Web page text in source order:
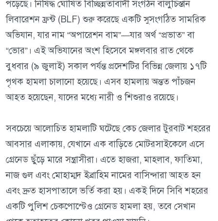
পড়েছে। নিষিদ্ধ ঘোষিত বিচ্ছিন্নতাবাদী সংগঠন বালুচিস্তান
লিবারেশন ফ্রন্ট (BLF) শুরু করেছে একটি সুসংগঠিত সামরিক
অভিযান, যার নাম “অপারেশন বাম”—যার অর্থ “প্রভাত” বা
“ভোর”। এই অভিযানের অংশ হিসেবে মঙ্গলবার রাত থেকে
বুধবার (৯ জুলাই) সকাল পর্যন্ত প্রদেশটির বিভিন্ন জেলায় ১৭টি
পৃথক হামলা চালানো হয়েছে। এসব হামলায় অন্তত পাঁচজন
আহত হয়েছেন, যাদের মধ্যে নারী ও শিশুরাও রয়েছে।
সবচেয়ে আলোচিত হামলাটি ঘটেছে কেচ জেলার টুরবাট শহরের
আবসার এলাকায়, যেখানে এক বাড়িতে মোটরসাইকেলে এসে
গ্রেনেড ছুঁড়ে মারে সন্ত্রাসীরা। এতে হাজরা, মাহলাব, ফাতিমা,
নাজ গুল এবং মোহাম্মদ ইব্রাহিম নামের বাসিন্দারা আহত হন
এবং দ্রুত হাসপাতালে ভর্তি করা হয়। একই দিনে সিবি শহরের
একটি পুলিশ চেকপোস্টেও গ্রেনেড হামলা হয়, তবে সেখান